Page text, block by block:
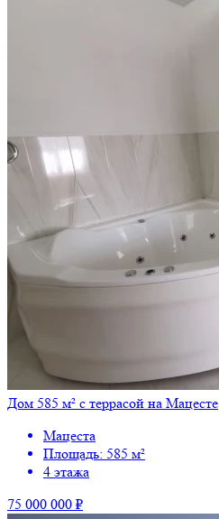
Дом 585 м² с террасой на Мацесте
Мацеста
Площадь: 585 м²
4 этажа
75 000 000 ₽